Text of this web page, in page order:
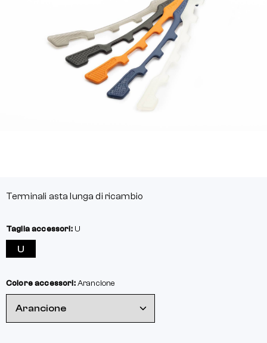
Terminali asta lunga di ricambio
Taglia accessori: U
U
Colore accessori:Arancione